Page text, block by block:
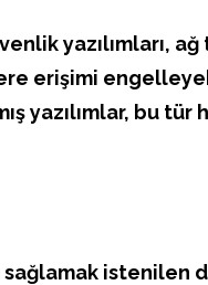
yazılımları,
erişimi
yazılımlar, bu
sağlamak istenilen